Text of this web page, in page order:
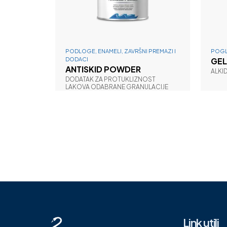
PODLOGE, ENAMELI, ZAVRŠNI PREMAZI I
DODACI
ANTISKID POWDER
DODATAK ZA PROTUKLIZNOST
LAKOVA ODABRANE GRANULACIJE
Link utili